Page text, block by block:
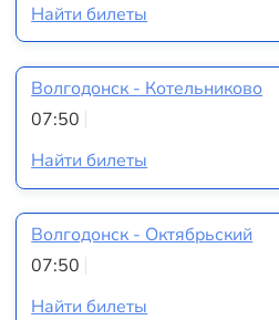
Найти билеты
Волгодонск - Котельниково
07:50
Найти билеты
Волгодонск - Октябрьский
07:50
Найти билеты